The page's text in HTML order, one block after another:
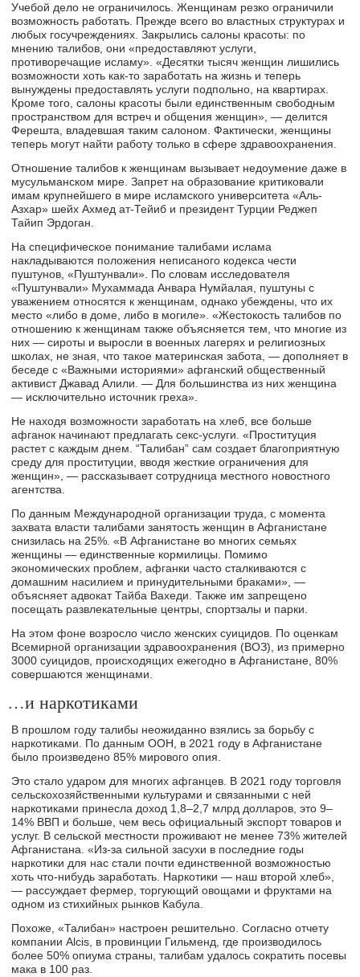
Учебой дело не ограничилось. Женщинам резко ограничили
возможность работать. Прежде всего во властных структурах и
любых госучреждениях. Закрылись салоны красоты: по
мнению талибов, они «предоставляют услуги,
противоречащие исламу». «Десятки тысяч женщин лишились
возможности хоть как-то заработать на жизнь и теперь
вынуждены предоставлять услуги подпольно, на квартирах.
Кроме того, салоны красоты были единственным свободным
пространством для встреч и общения женщин», — делится
Ферешта, владевшая таким салоном. Фактически, женщины
теперь могут найти работу только в сфере здравоохранения.
Отношение талибов к женщинам вызывает недоумение даже в
мусульманском мире. Запрет на образование критиковали
имам крупнейшего в мире исламского университета «Аль-
Азхар» шейх Ахмед ат-Тейиб и президент Турции Реджеп
Тайип Эрдоган.
На специфическое понимание талибами ислама
накладываются положения неписаного кодекса чести
пуштунов, «Пуштунвали». По словам исследователя
«Пуштунвали» Мухаммада Анвара Нумйалая, пуштуны с
уважением относятся к женщинам, однако убеждены, что их
место «либо в доме, либо в могиле». «Жестокость талибов по
отношению к женщинам также объясняется тем, что многие из
них — сироты и выросли в военных лагерях и религиозных
школах, не зная, что такое материнская забота, — дополняет в
беседе с «Важными историями» афганский общественный
активист Джавад Алили. — Для большинства из них женщина
— исключительно источник греха».
Не находя возможности заработать на хлеб, все больше
афганок начинают предлагать секс-услуги. «Проституция
растет с каждым днем. “Талибан” сам создает благоприятную
среду для проституции, вводя жесткие ограничения для
женщин», — рассказывает сотрудница местного новостного
агентства.
По данным Международной организации труда, с момента
захвата власти талибами занятость женщин в Афганистане
снизилась на 25%. «В Афганистане во многих семьях
женщины — единственные кормилицы. Помимо
экономических проблем, афганки часто сталкиваются с
домашним насилием и принудительными браками», —
объясняет адвокат Тайба Вахеди. Также им запрещено
посещать развлекательные центры, спортзалы и парки.
На этом фоне возросло число женских суицидов. По оценкам
Всемирной организации здравоохранения (ВОЗ), из примерно
3000 суицидов, происходящих ежегодно в Афганистане, 80%
совершаются женщинами.
…и наркотиками
В прошлом году талибы неожиданно взялись за борьбу с
наркотиками. По данным ООН, в 2021 году в Афганистане
было произведено 85% мирового опия.
Это стало ударом для многих афганцев. В 2021 году торговля
сельскохозяйственными культурами и связанными с ней
наркотиками принесла доход 1,8–2,7 млрд долларов, это 9–
14% ВВП и больше, чем весь официальный экспорт товаров и
услуг. В сельской местности проживают не менее 73% жителей
Афганистана. «Из-за сильной засухи в последние годы
наркотики для нас стали почти единственной возможностью
хоть что-нибудь заработать. Наркотики — наш второй хлеб»,
— рассуждает фермер, торгующий овощами и фруктами на
одном из стихийных рынков Кабула.
Похоже, «Талибан» настроен решительно. Согласно отчету
компании Alcis, в провинции Гильменд, где производилось
более 50% опиума страны, талибам удалось сократить посевы
мака в 100 раз.